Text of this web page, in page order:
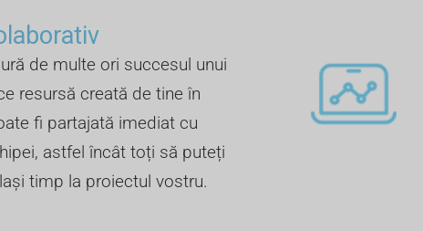
de multe ori succesul unui
resursă creată de tine în
fi partajată imediat cu
astfel încât toți să puteți
timp la proiectul vostru.